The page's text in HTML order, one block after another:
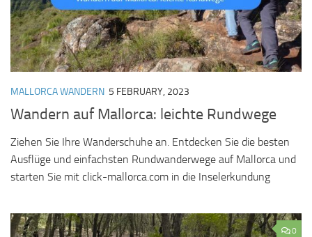
MALLORCA WANDERN 5 FEBRUARY, 2023
Wandern auf Mallorca: leichte Rundwege
Ziehen Sie Ihre Wanderschuhe an. Entdecken Sie die besten
Ausflüge und einfachsten Rundwanderwege auf Mallorca und
starten Sie mit click-mallorca.com in die Inselerkundung
0